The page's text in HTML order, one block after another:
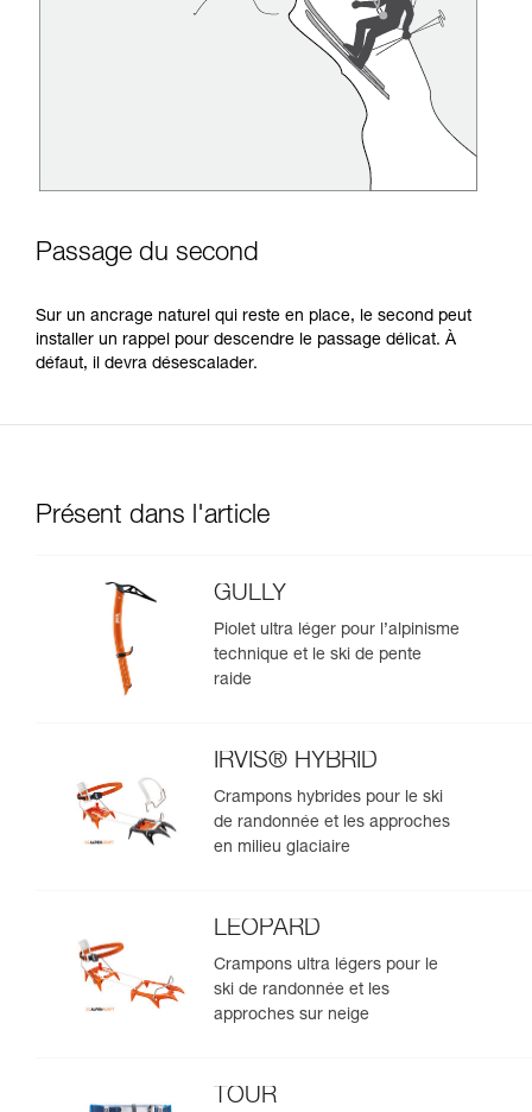
Passage du second
Sur un ancrage naturel qui reste en place, le second peut
installer un rappel pour descendre le passage délicat. À
défaut, il devra désescalader.
Présent dans l'article
GULLY
Piolet ultra léger pour l’alpinisme
technique et le ski de pente
raide
IRVIS® HYBRID
Crampons hybrides pour le ski
de randonnée et les approches
en milieu glaciaire
LEOPARD
Crampons ultra légers pour le
ski de randonnée et les
approches sur neige
TOUR